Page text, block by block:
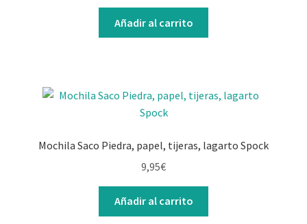
Añadir al carrito
Mochila Saco Piedra, papel, tijeras, lagarto Spock
9,95€
Añadir al carrito